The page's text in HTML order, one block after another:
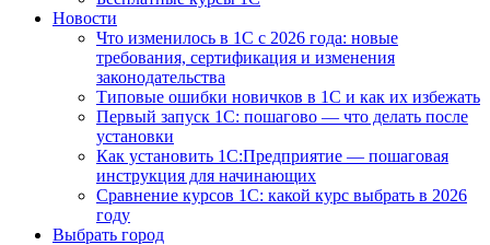
Новости
Что изменилось в 1С с 2026 года: новые
требования, сертификация и изменения
законодательства
Типовые ошибки новичков в 1С и как их избежать
Первый запуск 1С: пошагово — что делать после
установки
Как установить 1С:Предприятие — пошаговая
инструкция для начинающих
Сравнение курсов 1С: какой курс выбрать в 2026
году
Выбрать город